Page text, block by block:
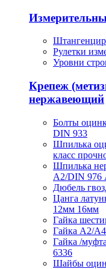
Рулетки
Уровни
Крепеж
нержавеющий
Болты
DIN 933
Шпилька
класс
Шпилька
A2/DIN 976
Дюбель
Цанга
12мм 16мм
Гайка
Гайка А2/
Гайка /
6336
Шайбы